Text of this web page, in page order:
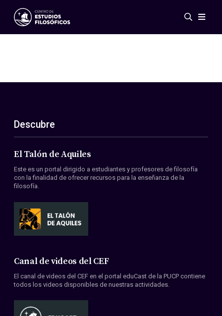
Eventos
ES
EN
Acerca de nosotros
Miembros
Convenios
Descubre
El Talón de Aquiles
Este es un portal dirigido a estudiantes y profesores de filosofía
con la finalidad de ofrecer recursos para la enseñanza de la
filosofía.
Canal de videos del CEF
El canal de videos del CEF en el portal eduCast de la PUCP contiene
todos los videos disponibles de nuestras actividades.